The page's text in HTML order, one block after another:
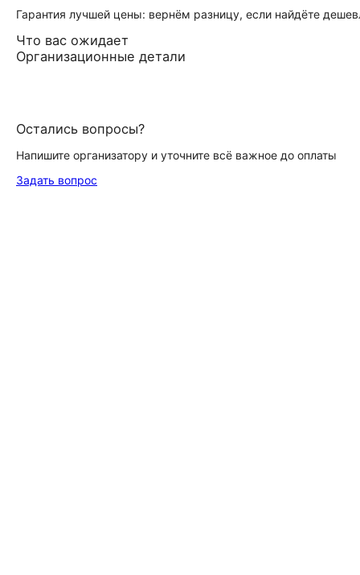
Гарантия лучшей цены: вернём разницу, если найдёте
Что вас ожидает
Организационные детали
Остались вопросы?
Напишите организатору и уточните всё важное до оплаты
Задать вопрос